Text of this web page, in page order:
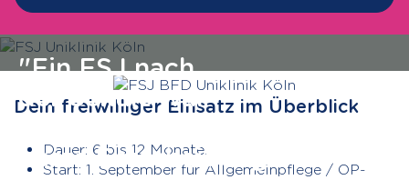
"Ein FSJ nach
der Schule war
beste Entscheidung."
Dein freiwilliger Einsatz im Überblick
Dauer: 6 bis 12 Monate.
Start: 1. September für Allgemeinpflege / OP-